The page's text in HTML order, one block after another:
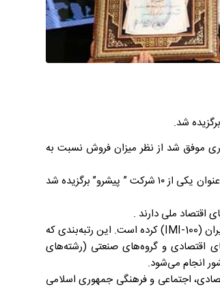
سال ۱۴۰۰ شرکت‌های برتر، بانک گردشگری موفق شد از نظر میزان فروش نسبت به
بانک گردشگری همچنین به دلیل پیشرفت در رتبه فروش طی چند سال گذشته، در ارزیابی امسال به عنوان یکی از ۱۰ شرکت ” پیشرو” برگزیده شد
اقتصاد ملی دارند .
سازمان مدیریت صنعتی در سال 1401 نیز مانند سال‌‌های گذشته اقدام به رتبه‌بندی شرکت های برتر ایران (IMI-100) کرده است. این رتبه‌بندی که
اقتصادی و گروه‌های صنعتی (رشته‌های
انجام می‌شود.
برنامه سوم توسعه اقتصادی، اجتماعی و فرهنگی جمهوری اسلامی